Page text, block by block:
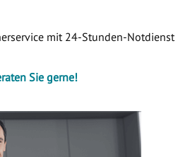
mit 24-Stunden-Notdienst
Sie gerne!